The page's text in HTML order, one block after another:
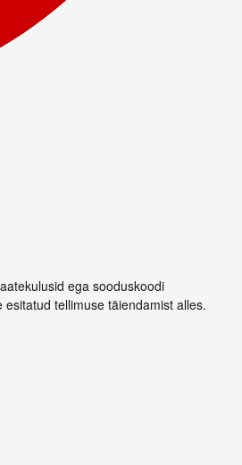
ega sooduskoodi
tellimuse täiendamist alles.